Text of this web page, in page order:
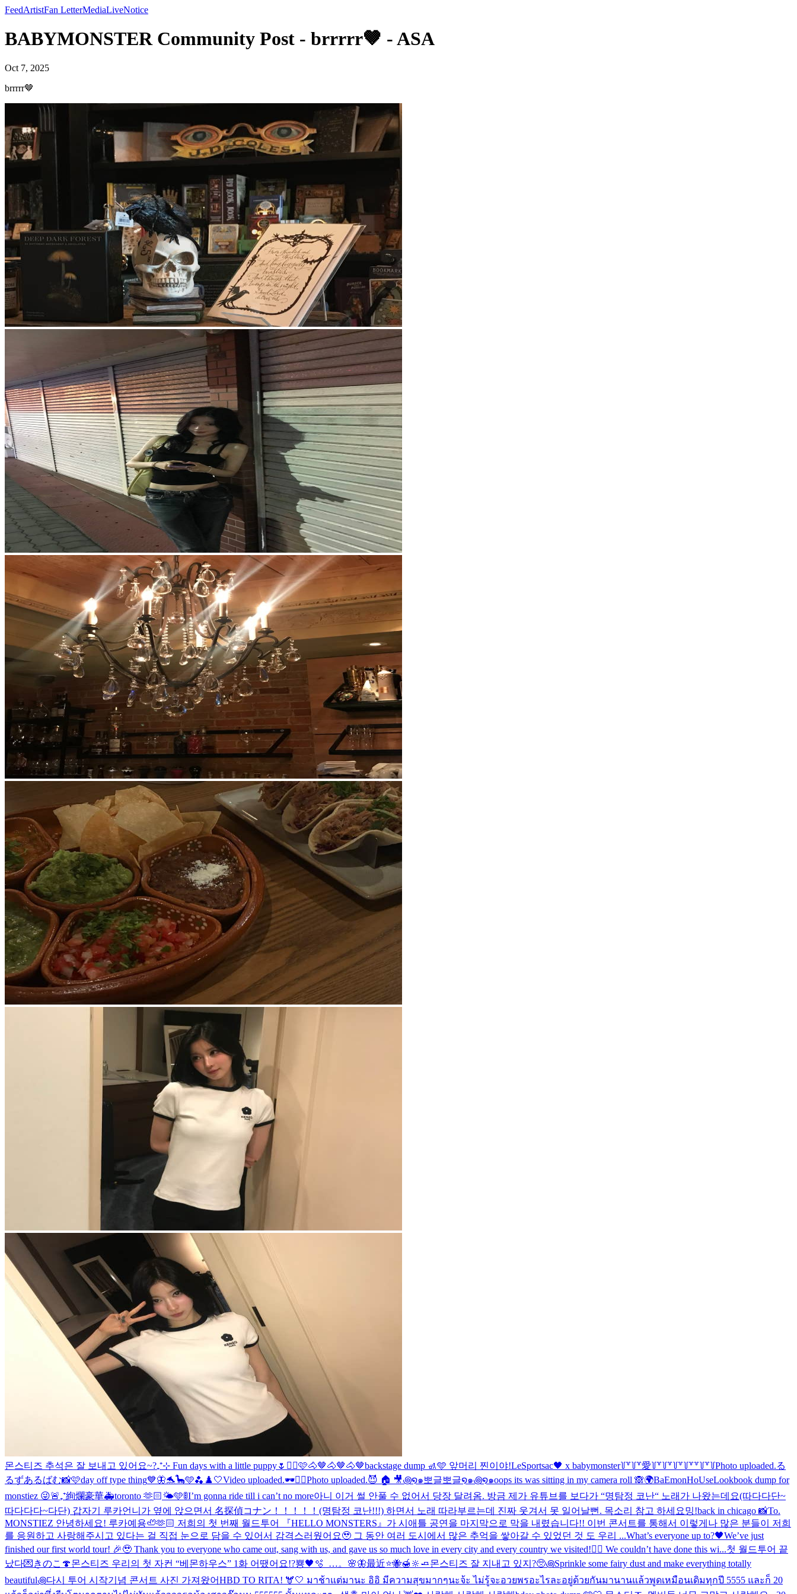
FeedArtistFan LetterMediaLiveNotice
BABYMONSTER Community Post - brrrrr🤎 - ASA
Oct 7, 2025
brrrrr🤎
몬스티즈 추석은 잘 보내고 있어요~?₊⁺⊹ Fun days with a little puppy🌷 ✌🏻🩷🐴🤎🐴🤎🐴🤎backstage dump 🚮🩵 앞머리 찐이야!LeSportsac🖤 x babymonster꒦꒷꒦꒷愛꒦꒷꒦꒷꒦꒷꒦꒷꒷꒦꒷꒦Photo uploaded.る
るずあるばむ📸🩷day off type thing💙🦋🐬🦕🩵🫐 ♟️🤍Video uploaded.🕶️✌🏻Photo uploaded.😈 🏠 🎥꩜໑๑뽀글뽀글໑๑꩜໑๑oops its was sitting in my camera roll 🙈🌍BaEmonHoUseLookbook dump for
monstiez 😜🚨₊⁺絢爛豪華🚑toronto 🫶🏻🌤️🩵🚦I’m gonna ride till i can’t no more아니 이거 썰 안풀 수 없어서 당장 달려옴. 방금 제가 유튜브를 보다가 “명탐정 코난“ 노래가 나왔는데요(따다다단~
따다다다~다단) 갑자기 루카언니가 옆에 앉으면서 名探偵コナン！！！！！(명탐정 코난!!!) 하면서 노래 따라부르는데 진짜 웃겨서 못 일어날뻔. 목소리 참고 하세요밍!back in chicago 📸To.
MONSTIEZ 안녕하세요! 루카예용🦥🫶🏻 저희의 첫 번째 월드투어 『HELLO MONSTERS』가 시애틀 공연을 마지막으로 막을 내렸습니다!! 이번 콘서트를 통해서 이렇게나 많은 분들이 저희
를 응원하고 사랑해주시고 있다는 걸 직접 눈으로 담을 수 있어서 감격스러웠어요🥹 그 동안 여러 도시에서 많은 추억을 쌓아갈 수 있었던 것 도 우리 ...What’s everyone up to?🖤We’ve just
finished our first world tour! 🎉🥹 Thank you to everyone who came out, sang with us, and gave us so much love in every city and every country we visited!❤️‍🔥 We couldn’t have done this wi...첫 월드투어 끝
났다💌 きのこ🍄몬스티즈 우리의 첫 자컨 “베몬하우스” 1화 어땠어요!?뿅🖤 🫧_…。🌸🦋最近⭐️🐝🍯🔆🧈몬스티즈 잘 지내고 있지?🥺꩜Sprinkle some fairy dust and make everything totally
beautiful꩜다시 투어 시작기념 콘서트 사진 가져왔어HBD TO RITA! 🫎🤍 มาช้าแต่มานะ อิอิ มีความสุขมากๆนะจ้ะ ไม่รู้จะอวยพรอะไรละอยู่ด้วยกันมานานแล้วพูดเหมือนเดิมทุกปี 5555 และก็ 20